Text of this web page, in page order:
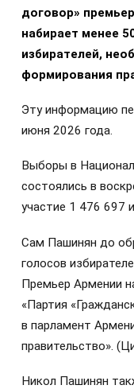
договор»
набирает менее
избирателей,
формирования
Эту информацию
июня 2026 года.
Выборы в
состоялись в
участие 1 476 697
Сам Пашинян до
голосов
Премьер Армении
«Партия
в парламент
правительство».
Никол Пашинян